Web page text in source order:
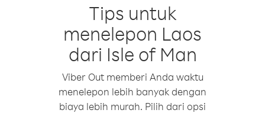
Tips untuk
menelepon Laos
dari Isle of Man
Viber Out memberi Anda waktu
menelepon lebih banyak dengan
biaya lebih murah. Pilih dari opsi